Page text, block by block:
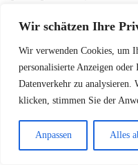
Wir schätzen Ihre
Wir verwenden Cookies, um
personalisierte Anzeigen oder
Datenverkehr zu analysieren.
klicken, stimmen Sie der
Anpassen Alles
von Emotionen und